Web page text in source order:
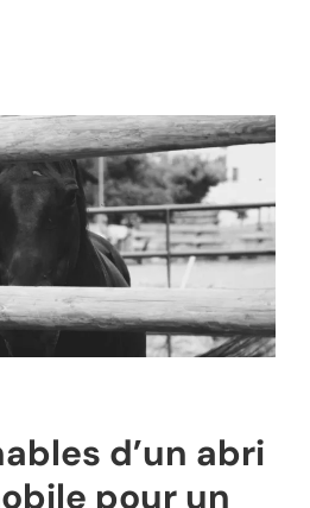
d’un abri
pour un